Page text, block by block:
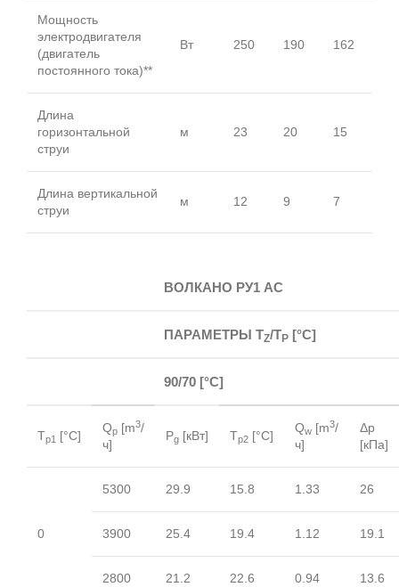
Мощность
электродвигателя
(двигатель
постоянного тока)**
Вт 250 190 162
Длина
горизонтальной
струи
м 23 20 15
Длина вертикальной
струи
м 12 9 7
ВОЛКАНО РУ1 АС
ПАРАМЕТРЫ ТZ/TP [°C]
90/70 [°C]
Tp1 [°C]
Qp [m3/
ч]
Pg [кВт] Tp2 [°C]
Qw [m3/
ч]
Δp
[кПа]
0
5300 29.9 15.8 1.33 26
3900 25.4 19.4 1.12 19.1
2800 21.2 22.6 0.94 13.6